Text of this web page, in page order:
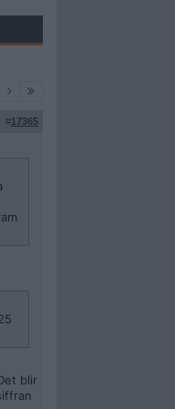
#17365
blir